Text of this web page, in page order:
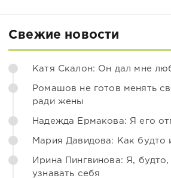
Свежие новости
Катя Скалон: Он дал мне
Ромашов не готов менять
ради жены
Надежда Ермакова: Я его
Мария Давидова: Как будто
Ирина Пингвинова: Я, будто,
узнавать себя